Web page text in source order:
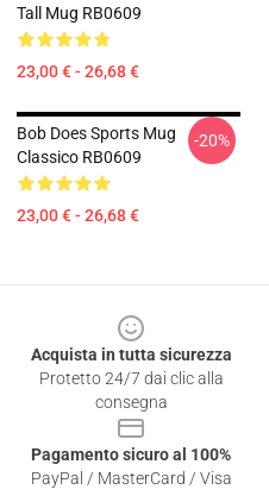
Tall Mug RB0609
23,00 € - 26,68 €
Bob Does Sports Mug
Classico RB0609
23,00 € - 26,68 €
-20%
Acquista in tutta sicurezza
Protetto 24/7 dai clic alla
consegna
Pagamento sicuro al 100%
PayPal / MasterCard / Visa